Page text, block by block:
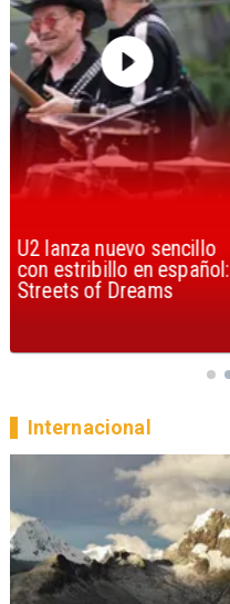
U2 lanza nuevo sencillo
con estribillo en español:
Streets of Dreams
Internacional